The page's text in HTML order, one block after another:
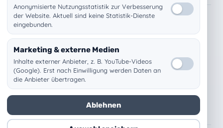
Fernwartung
Kundenlogin
Termin buchen
FAQ
WhatsApp
Kontaktformular
Anonymisierte Nutzungsstatistik zur Verbesserung
der Website. Aktuell sind keine Statistik-Dienste
eingebunden.
Marketing & externe Medien
Inhalte externer Anbieter, z. B. YouTube-Videos
(Google). Erst nach Einwilligung werden Daten an
die Anbieter übertragen.
Ablehnen